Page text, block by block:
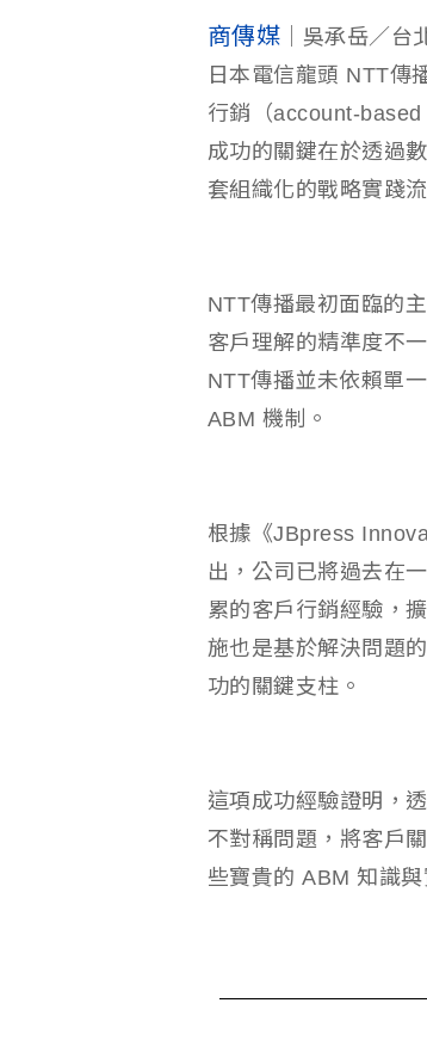
商傳媒 ｜吳承岳／台
日本電信龍頭 NTT傳
行銷（account-
成功的關鍵在於透過
套組織化的戰略實踐流
NTT傳播最初面臨的
客戶理解的精準度不
NTT傳播並未依賴單
ABM 機制。
根據《JBpress
出，公司已將過去在
累的客戶行銷經驗，
施也是基於解決問題
功的關鍵支柱。
這項成功經驗證明，
不對稱問題，將客戶
些寶貴的 ABM 知識